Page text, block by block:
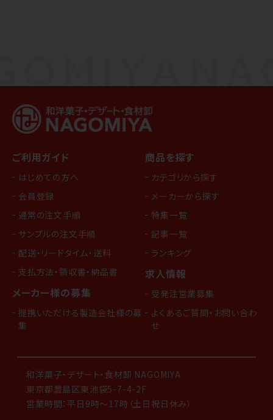
ご利用ガイド
はじめての方へ
会員登録
通常の注文手順
サンプルの注文手順
配送・リードタイム・送料
支払方法・領収書・納品書
メーカー様の募集
提携いただける製造会社様の募
集
商品を探す
カテゴリから探す
メーカーから探す
特集一覧
記事一覧
ランキング
求人情報
受発注営業募集
よくあるご質問・お問い合わ
せ
和洋菓子・デザート・食材卸 NAGOMIYA
東京都豊島区東池袋5-7-4-2F
営業時間：平日9時～17時（土日祝日休み）